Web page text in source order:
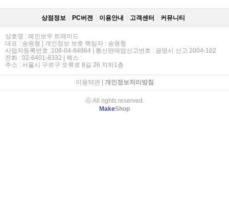
상점정보 PC버젼 이용안내 고객센터 커뮤니티
상호명 : 레인보우 트레이드
대표 : 송원형 | 개인정보 보호 책임자 : 송원형
사업자등록번호 :108-04-84864 | 통신판매업신고번호 : 광명시 신고 2004-102
전화 : 02-6401-8332 | 팩스 :
주소 : 서울시 구로구 오류로 8길 26 지하1층
이용약관| 개인정보처리방침
ⓒ All rights reserved.
MakeShop